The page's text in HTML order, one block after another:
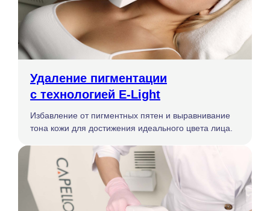
Удаление пигментации
с технологией E-Light
Избавление от пигментных пятен и выравнивание
тона кожи для достижения идеального цвета лица.